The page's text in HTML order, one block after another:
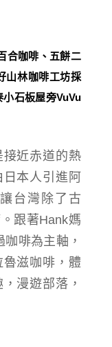
近赤道的熱
本人引進阿
台灣除了古
。跟著Hank媽
啡為主軸，
滋咖啡，體
漫遊部落，